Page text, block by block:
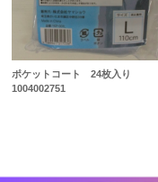
ポケットコート 24枚入り
1004002751